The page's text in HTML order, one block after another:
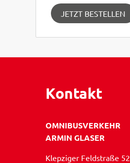
JETZT BESTELLEN
Kontakt
OMNIBUSVERKEHR
ARMIN GLASER
Klepziger Feldstraße 52